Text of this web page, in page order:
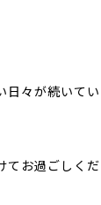
日々が続いて
お過ごしくだ